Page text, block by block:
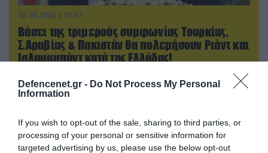
Defencenet.gr - Do Not Process My Personal
Information
If you wish to opt-out of the sale, sharing to third parties, or
processing of your personal or sensitive information for
targeted advertising by us, please use the below opt-out
08.08.2026 | 18:02
Βάσει της τριμερούς συμφωνίας Τουρκίας,
Σ.Αραβίας & Πακιστάν θα πολεμήσουν Ριάντ και
Ισλαμαμπάντ κατά της Ελλάδας!